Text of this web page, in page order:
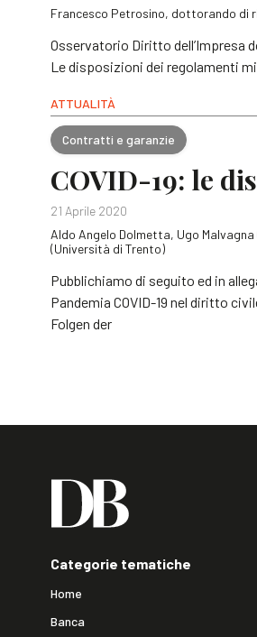
Francesco Petrosino, dottorando di
Osservatorio Diritto dell’Impresa
Le disposizioni dei regolamenti
ATTUALITÀ
Contratti e garanzie
COVID-19: le
21 Aprile 2020
Aldo Angelo Dolmetta, Ugo
(Università di Trento)
Pubblichiamo di seguito ed in
Pandemia COVID-19 nel diritto
Folgen der
Categorie tematiche
Home
Banca